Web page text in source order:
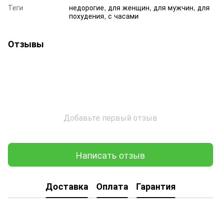
Теги
недорогие, для женщин, для мужчин, для
похудения, с часами
Отзывы
Добавьте первый отзыв
Написать отзыв
Доставка Оплата Гарантия